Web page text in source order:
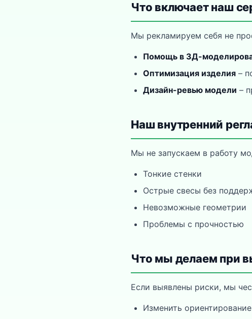
Что включает наш
Мы рекламируем себя не
Помощь в 3Д-
Оптимизация изделия –
Дизайн-ревью модели –
Наш внутренний
Мы не запускаем в работу
Тонкие стенки
Острые свесы без
Невозможные геометрии
Проблемы с прочностью
Что мы делаем при
Если выявлены риски, мы
Изменить